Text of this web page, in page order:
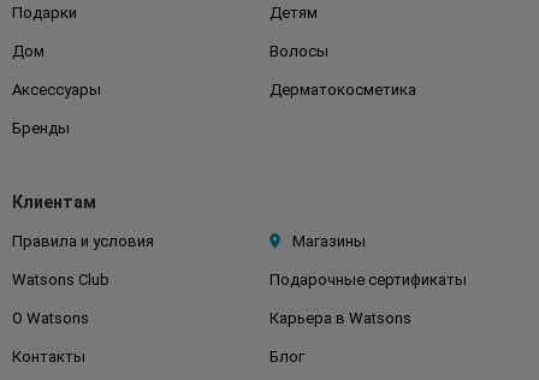
Подарки Детям
Дом Волосы
Аксессуары Дерматокосметика
Бренды
Клиентам
Правила и условия Магазины
Watsons Club Подарочные сертификаты
О Watsons Карьера в Watsons
Контакты Блог